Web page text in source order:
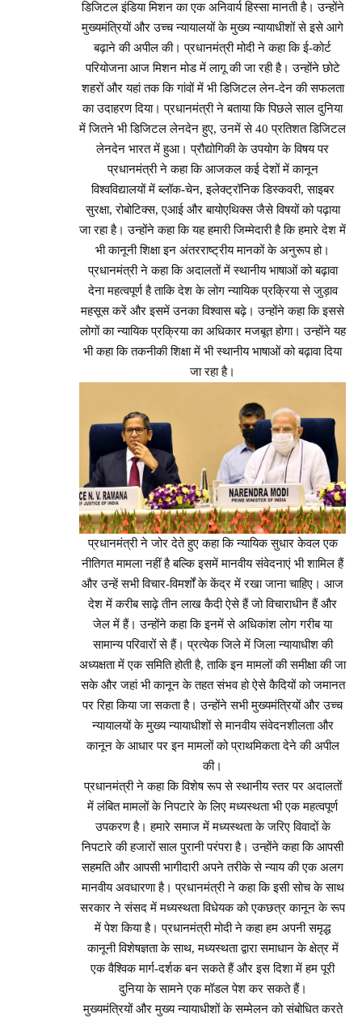
डिजिटल इंडिया मिशन का एक अनिवार्य हिस्सा मानती है। उन्होंने
मुख्यमंत्रियों और उच्च न्यायालयों के मुख्य न्यायाधीशों से इसे आगे
बढ़ाने की अपील की। प्रधानमंत्री मोदी ने कहा कि ई-कोर्ट
परियोजना आज मिशन मोड में लागू की जा रही है। उन्होंने छोटे
शहरों और यहां तक ​​कि गांवों में भी डिजिटल लेन-देन की सफलता
का उदाहरण दिया। प्रधानमंत्री ने बताया कि पिछले साल दुनिया
में जितने भी डिजिटल लेनदेन हुए, उनमें से 40 प्रतिशत डिजिटल
लेनदेन भारत में हुआ। प्रौद्योगिकी के उपयोग के विषय पर
प्रधानमंत्री ने कहा कि आजकल कई देशों में कानून
विश्वविद्यालयों में ब्लॉक-चेन, इलेक्ट्रॉनिक डिस्कवरी, साइबर
सुरक्षा, रोबोटिक्स, एआई और बायोएथिक्स जैसे विषयों को पढ़ाया
जा रहा है। उन्होंने कहा कि यह हमारी जिम्मेदारी है कि हमारे देश में
भी कानूनी शिक्षा इन अंतरराष्ट्रीय मानकों के अनुरूप हो।
प्रधानमंत्री ने कहा कि अदालतों में स्थानीय भाषाओं को बढ़ावा
देना महत्वपूर्ण है ताकि देश के लोग न्यायिक प्रक्रिया से जुड़ाव
महसूस करें और इसमें उनका विश्वास बढ़े। उन्होंने कहा कि इससे
लोगों का न्यायिक प्रक्रिया का अधिकार मजबूत होगा। उन्होंने यह
भी कहा कि तकनीकी शिक्षा में भी स्थानीय भाषाओं को बढ़ावा दिया
जा रहा है।
प्रधानमंत्री ने जोर देते हुए कहा कि न्यायिक सुधार केवल एक
नीतिगत मामला नहीं है बल्कि इसमें मानवीय संवेदनाएं भी शामिल हैं
और उन्हें सभी विचार-विमर्शों के केंद्र में रखा जाना चाहिए। आज
देश में करीब साढ़े तीन लाख कैदी ऐसे हैं जो विचाराधीन हैं और
जेल में हैं। उन्होंने कहा कि इनमें से अधिकांश लोग गरीब या
सामान्य परिवारों से हैं। प्रत्येक जिले में जिला न्यायाधीश की
अध्यक्षता में एक समिति होती है, ताकि इन मामलों की समीक्षा की जा
सके और जहां भी कानून के तहत संभव हो ऐसे कैदियों को जमानत
पर रिहा किया जा सकता है। उन्होंने सभी मुख्यमंत्रियों और उच्च
न्यायालयों के मुख्य न्यायाधीशों से मानवीय संवेदनशीलता और
कानून के आधार पर इन मामलों को प्राथमिकता देने की अपील
की।
प्रधानमंत्री ने कहा कि विशेष रूप से स्थानीय स्तर पर अदालतों
में लंबित मामलों के निपटारे के लिए मध्यस्थता भी एक महत्वपूर्ण
उपकरण है। हमारे समाज में मध्यस्थता के जरिए विवादों के
निपटारे की हजारों साल पुरानी परंपरा है। उन्होंने कहा कि आपसी
सहमति और आपसी भागीदारी अपने तरीके से न्याय की एक अलग
मानवीय अवधारणा है। प्रधानमंत्री ने कहा कि इसी सोच के साथ
सरकार ने संसद में मध्यस्थता विधेयक को एकछत्र कानून के रूप
में पेश किया है। प्रधानमंत्री मोदी ने कहा हम अपनी समृद्ध
कानूनी विशेषज्ञता के साथ, मध्यस्थता द्वारा समाधान के क्षेत्र में
एक वैश्विक मार्ग-दर्शक बन सकते हैं और इस दिशा में हम पूरी
दुनिया के सामने एक मॉडल पेश कर सकते हैं।
मुख्यमंत्रियों और मुख्य न्यायाधीशों के सम्मेलन को संबोधित करते